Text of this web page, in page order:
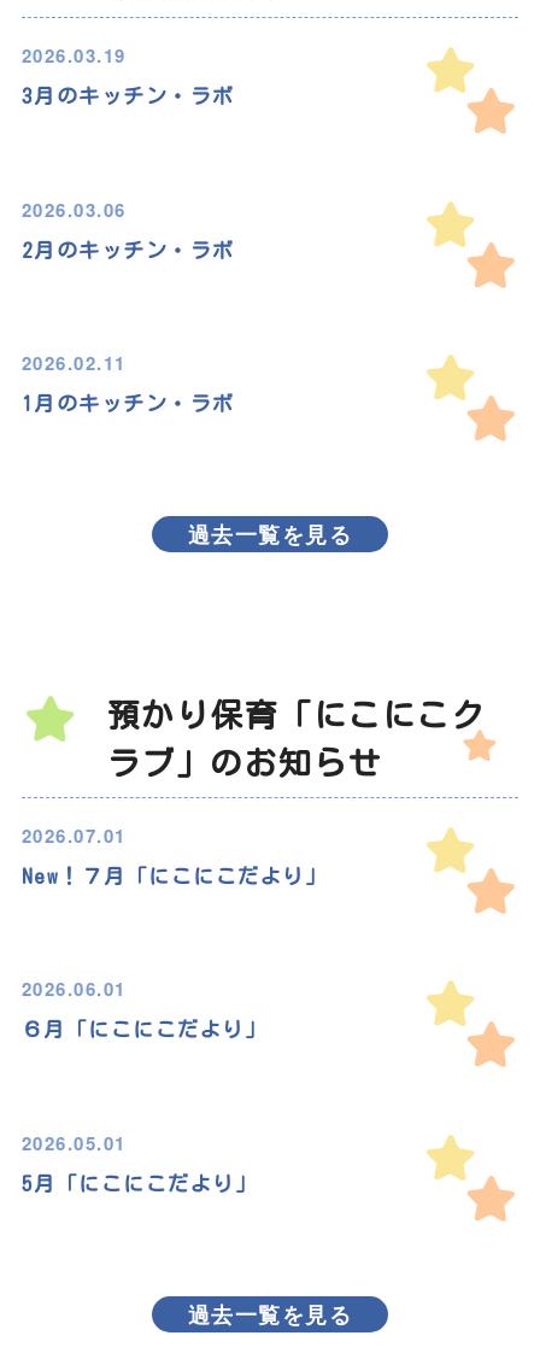
2026.03.19
3月のキッチン・ラボ
2026.03.06
2月のキッチン・ラボ
2026.02.11
1月のキッチン・ラボ
過去一覧を見る
預かり保育「にこにこク
ラブ」のお知らせ
2026.07.01
New！７月「にこにこだより」
2026.06.01
６月「にこにこだより」
2026.05.01
5月「にこにこだより」
過去一覧を見る